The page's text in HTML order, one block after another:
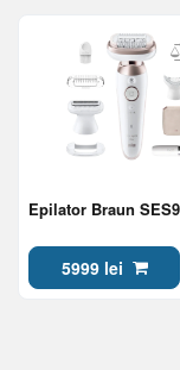
Epilator Braun
5999 lei